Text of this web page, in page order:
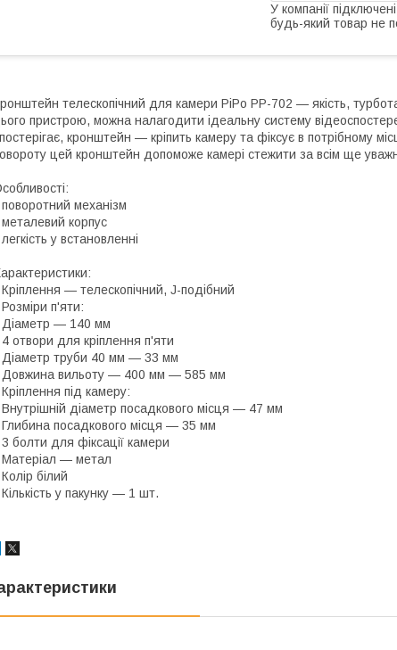
У компанії
будь-який товар не
телескопічний для камери PiPo PP-702 — якість,
пристрою, можна налагодити ідеальну систему
кронштейн — кріпить камеру та фіксує в потрібному
цей кронштейн допоможе камері стежити за всім ще
поворотний механізм
металевий корпус
легкість у встановленні
Кріплення — телескопічний, J-подібний
Розміри п'яти:
Діаметр — 140 мм
4 отвори для кріплення п'яти
Діаметр труби 40 мм — 33 мм
Довжина вильоту — 400 мм — 585 мм
Кріплення під камеру:
Внутрішній діаметр посадкового місця — 47 мм
Глибина посадкового місця — 35 мм
3 болти для фіксації камери
Матеріал — метал
Колір білий
Кількість у пакунку — 1 шт.